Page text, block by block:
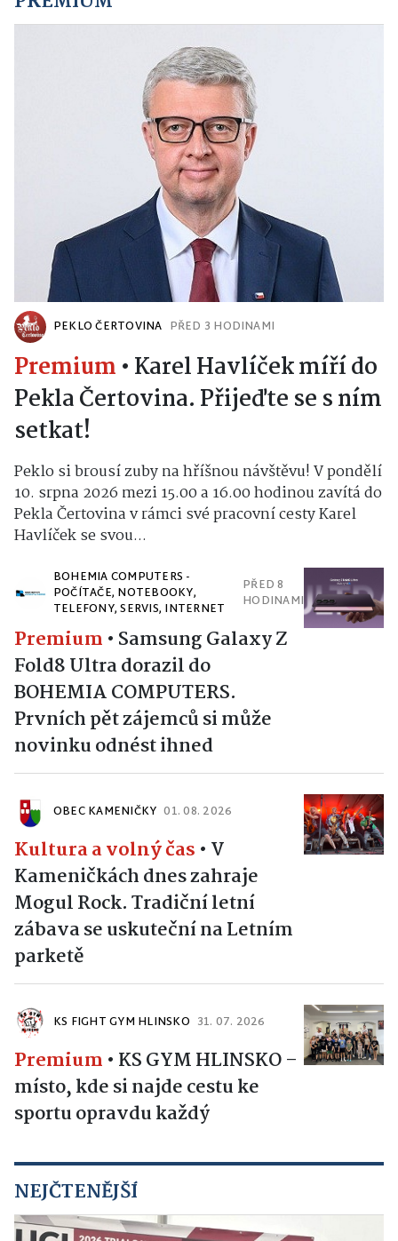
PEKLO ČERTOVINA PŘED 3 HODINAMI
Premium • Karel Havlíček míří do
Pekla Čertovina. Přijeďte se s ním
setkat!
Peklo si brousí zuby na hříšnou návštěvu! V pondělí
10. srpna 2026 mezi 15.00 a 16.00 hodinou zavítá do
Pekla Čertovina v rámci své pracovní cesty Karel
Havlíček se svou...
BOHEMIA COMPUTERS -
POČÍTAČE, NOTEBOOKY,
TELEFONY, SERVIS, INTERNET
PŘED 8
HODINAMI
Premium • Samsung Galaxy Z
Fold8 Ultra dorazil do
BOHEMIA COMPUTERS.
Prvních pět zájemců si může
novinku odnést ihned
OBEC KAMENIČKY 01. 08. 2026
Kultura a volný čas • V
Kameničkách dnes zahraje
Mogul Rock. Tradiční letní
zábava se uskuteční na Letním
parketě
KS FIGHT GYM HLINSKO 31. 07. 2026
Premium • KS GYM HLINSKO –
místo, kde si najde cestu ke
sportu opravdu každý
NEJČTENĚJŠÍ